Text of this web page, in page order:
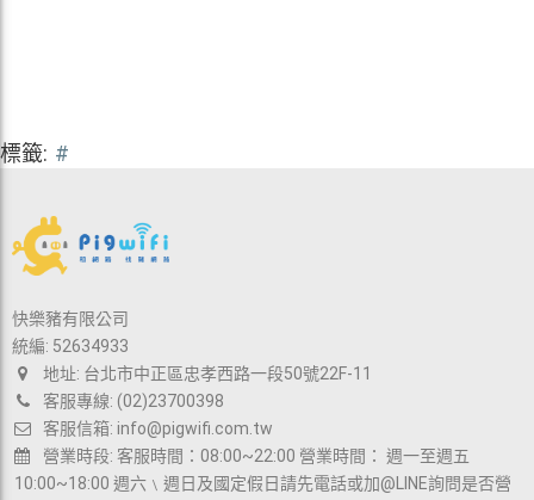
標籤: #
快樂豬有限公司
統編: 52634933
地址: 台北市中正區忠孝西路一段50號22F-11
客服專線: (02)23700398
客服信箱: info@pigwifi.com.tw
營業時段: 客服時間：08:00~22:00 營業時間： 週一至週五
10:00~18:00 週六﹨週日及國定假日請先電話或加@LINE詢問是否營